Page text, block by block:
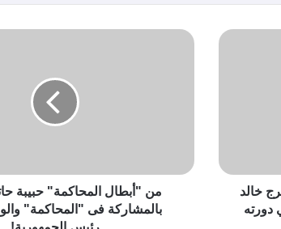
خالد
دورته
من "أبطال المحاكمة" حبيبة
بالمشاركة فى "المحاكمة"